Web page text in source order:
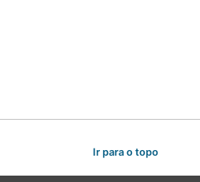
Ir para o topo